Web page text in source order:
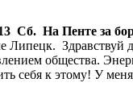
Сб. На Пенте за
Липецк.
общества.
себя к этому! У